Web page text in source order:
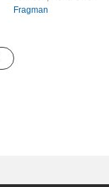
Fragman